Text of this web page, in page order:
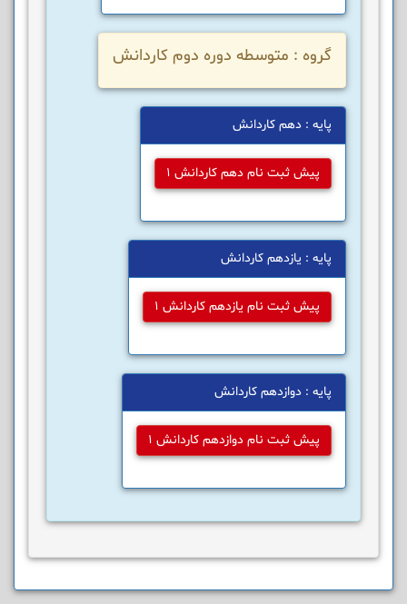
گروه : متوسطه دوره دوم کاردانش
پایه : دهم کاردانش
پیش ثبت نام دهم کاردانش 1
پایه : یازدهم کاردانش
پیش ثبت نام یازدهم کاردانش 1
پایه : دوازدهم کاردانش
پیش ثبت نام دوازدهم کاردانش 1